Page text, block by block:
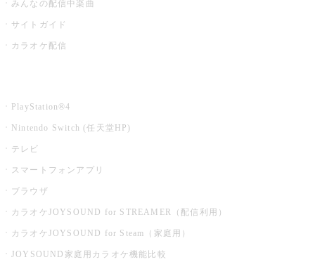
みんなの配信中楽曲
サイトガイド
カラオケ配信
PlayStation®4
Nintendo Switch (任天堂HP)
テレビ
スマートフォンアプリ
ブラウザ
カラオケJOYSOUND for STREAMER（配信利用）
カラオケJOYSOUND for Steam（家庭用）
JOYSOUND家庭用カラオケ機能比較